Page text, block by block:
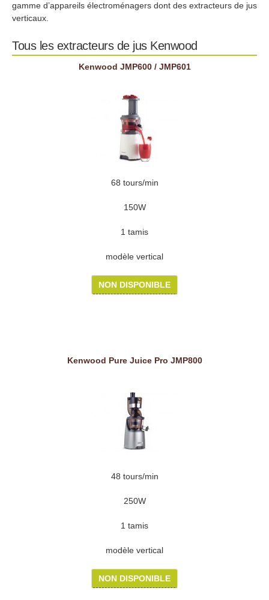
gamme d’appareils électroménagers dont des extracteurs de jus
verticaux.
Tous les extracteurs de jus Kenwood
Kenwood JMP600 / JMP601
68 tours/min
150W
1 tamis
modèle vertical
NON DISPONIBLE
Kenwood Pure Juice Pro JMP800
48 tours/min
250W
1 tamis
modèle vertical
NON DISPONIBLE